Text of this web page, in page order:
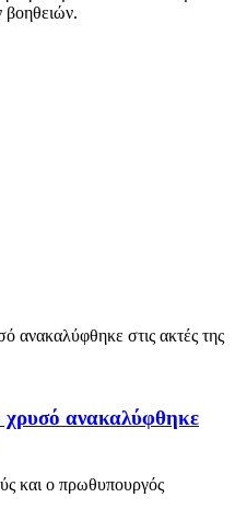
βοηθειών.
χρυσό ανακαλύφθηκε